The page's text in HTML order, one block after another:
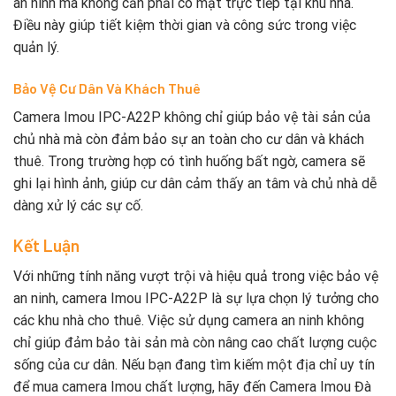
an ninh mà không cần phải có mặt trực tiếp tại khu nhà.
Điều này giúp tiết kiệm thời gian và công sức trong việc
quản lý.
Bảo Vệ Cư Dân Và Khách Thuê
Camera Imou IPC-A22P không chỉ giúp bảo vệ tài sản của
chủ nhà mà còn đảm bảo sự an toàn cho cư dân và khách
thuê. Trong trường hợp có tình huống bất ngờ, camera sẽ
ghi lại hình ảnh, giúp cư dân cảm thấy an tâm và chủ nhà dễ
dàng xử lý các sự cố.
Kết Luận
Với những tính năng vượt trội và hiệu quả trong việc bảo vệ
an ninh, camera Imou IPC-A22P là sự lựa chọn lý tưởng cho
các khu nhà cho thuê. Việc sử dụng camera an ninh không
chỉ giúp đảm bảo tài sản mà còn nâng cao chất lượng cuộc
sống của cư dân. Nếu bạn đang tìm kiếm một địa chỉ uy tín
để mua camera Imou chất lượng, hãy đến Camera Imou Đà